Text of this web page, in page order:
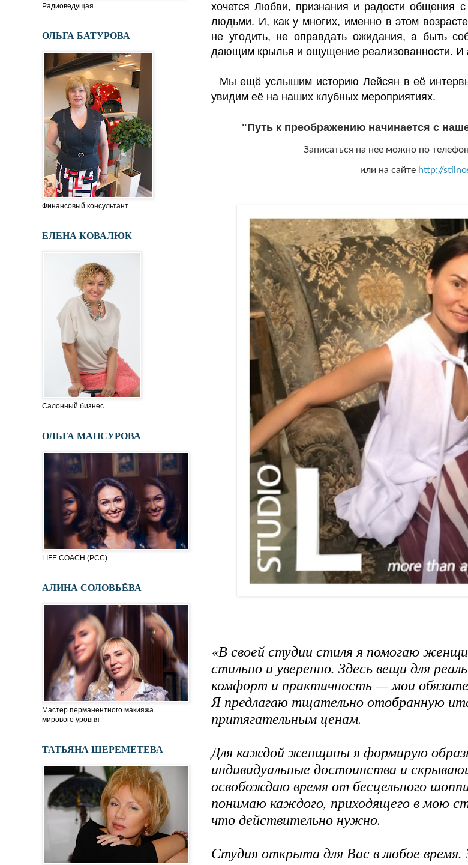
хочется Любви, признания и радости общения
людьми. И, как у многих, именно в этом
не угодить, не оправдать ожидания, а быть
дающим крылья и ощущение реализованности. И
Мы ещё услышим историю Лейсян в её
увидим её на наших клубных мероприятиях.
"Путь к преображению начинается с
Записаться на нее можно по
или на сайте http://
«В своей студии стиля я помогаю
стильно и уверенно. Здесь вещи для
комфорт и практичность — мои
Я предлагаю тщательно отобранную
притягательным ценам.
Для каждой женщины я формирую
индивидуальные достоинства и
освобождаю время от бесцельного
понимаю каждого, приходящего в мою
что действительно нужно.
Студия открыта для Вас в любое
Радиоведущая
ОЛЬГА БАТУРОВА
Финансовый консультант
ЕЛЕНА КОВАЛЮК
Салонный бизнес
ОЛЬГА МАНСУРОВА
LIFE COACH (PСC)
АЛИНА СОЛОВЬЁВА
Мастер перманентного макияжа
мирового уровня
ТАТЬЯНА ШЕРЕМЕТЕВА